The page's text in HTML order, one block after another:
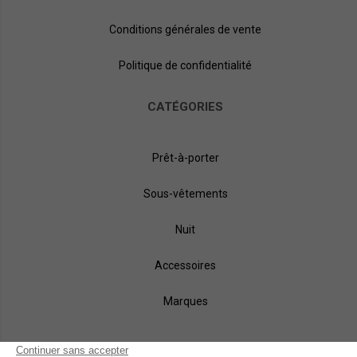
Conditions générales de vente
Politique de confidentialité
CATÉGORIES
Prêt-à-porter
Sous-vêtements
Nuit
Accessoires
Marques
NOS MÉTHODES DE PAIEMENT